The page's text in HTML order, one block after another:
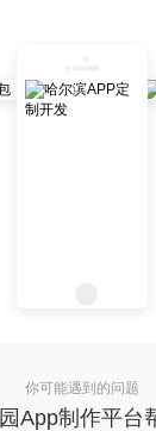
你可能遇到的问题
App制作平台